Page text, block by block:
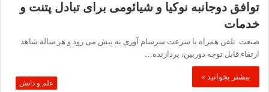
توافق دوجانبه نوکیا و شیائومی برای تبادل پتنت و
خدمات
صنعت تلفن همراه با سرعت سرسام آوری به پیش می رود و هر ساله شاهد
ارتقاء قابل توجه دوربین، پردازنده…
بیشتر بخوانید »
علم و دانش